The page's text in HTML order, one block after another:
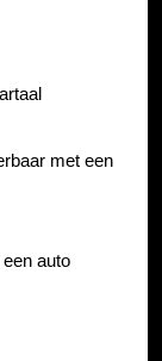
met een
auto